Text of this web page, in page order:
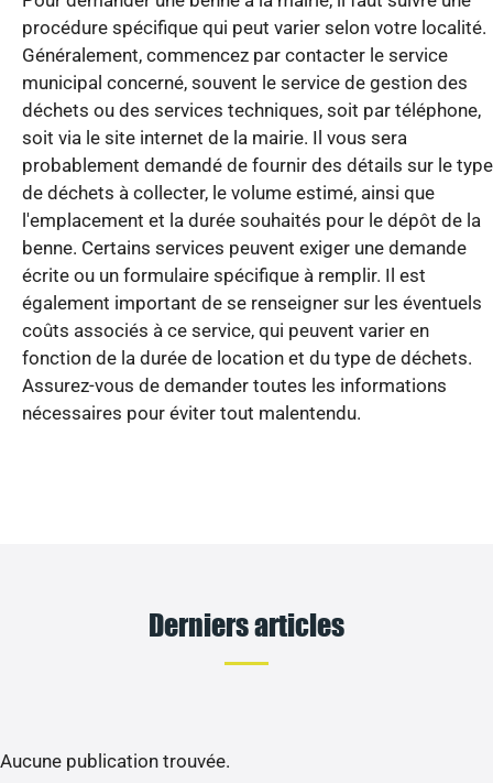
procédure spécifique qui peut varier selon votre localité.
Généralement, commencez par contacter le service
municipal concerné, souvent le service de gestion des
déchets ou des services techniques, soit par téléphone,
soit via le site internet de la mairie. Il vous sera
probablement demandé de fournir des détails sur le type
de déchets à collecter, le volume estimé, ainsi que
l'emplacement et la durée souhaités pour le dépôt de la
benne. Certains services peuvent exiger une demande
écrite ou un formulaire spécifique à remplir. Il est
également important de se renseigner sur les éventuels
coûts associés à ce service, qui peuvent varier en
fonction de la durée de location et du type de déchets.
Assurez-vous de demander toutes les informations
nécessaires pour éviter tout malentendu.
Derniers articles
Aucune publication trouvée.